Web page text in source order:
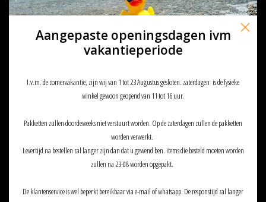
Dye ARMOTECH SUPRALIGHT
TANK 0,5 L 300bar 4500 psi
101 inc Molle pouch gas bottle
#L
€8,90
Aangepaste openingsdagen ivm
vakantieperiode
I.v.m. de zomervakantie, zijn wij van 1 tot 23 Augustus gesloten. zaterdagen is de fysieke
winkel gewoon geopend van 11 tot 16 uur.
Pakketten zullen doordeweeks niet verstuurt worden. Op de zaterdagen zullen de pakketten
worden verwerkt.
Levertijd na bestellen zal langer zijn dan dat u gewend ben. items die besteld moeten worden
zullen na 23-08 worden opgepakt.
De klantenservice is wel beperkt bereikbaar via e-mail of whatsapp. De responstijd zal langer